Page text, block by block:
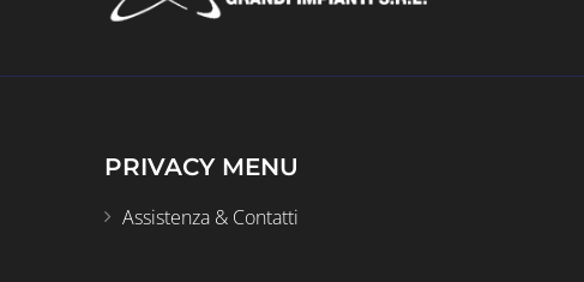
PRIVACY MENU
Assistenza & Contatti